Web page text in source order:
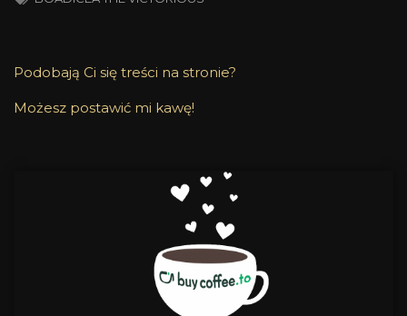
Podobają Ci się treści na stronie?
Możesz postawić mi kawę!